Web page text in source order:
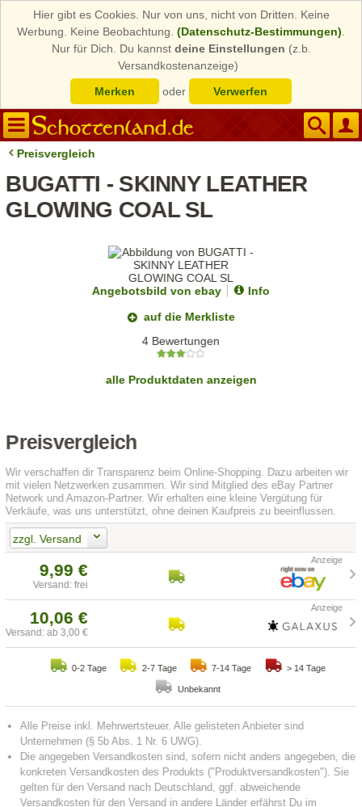
Hier gibt es Cookies. Nur von uns, nicht von Dritten. Keine
Werbung. Keine Beobachtung. (Datenschutz-Bestimmungen)
Nur für Dich. Du kannst deine Einstellungen (z.b.
Versandkostenanzeige)
Merken
oder Verwerfen
Preisvergleich
BUGATTI - SKINNY LEATHER
GLOWING COAL SL
Angebotsbild von ebay
Info
auf die Merkliste
4 Bewertungen
alle Produktdaten anzeigen
Preisvergleich
Wir verschaffen dir Transparenz beim Online-Shopping. Dazu arbeiten wir
mit vielen Netzwerken zusammen. Wir sind Mitglied des eBay Partner
Network und Amazon-Partner. Wir erhalten eine kleine Vergütung für
Verkäufe, was uns unterstützt, ohne deinen Kaufpreis zu beeinflussen.
zzgl. Versand
9,99 €
Versand: frei
10,06 €
Versand: ab 3,00 €
0-2 Tage 2-7 Tage 7-14 Tage > 14 Tage
Unbekannt